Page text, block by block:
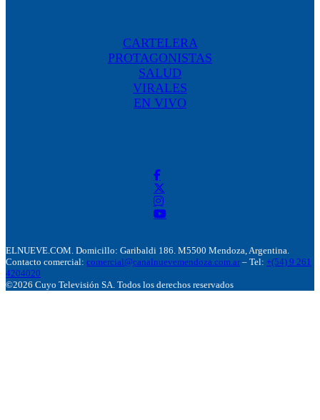
CARTELERA
PROTAGONISTAS
SALUD
VIRALES
EN VIVO
ELNUEVE.COM. Domicillo: Garibaldi 186. M5500 Mendoza, Argentina.
Contacto comercial: comercial@canalnuevemendoza.com.ar – Tel: +(54) 9 261
4204020
©2026 Cuyo Televisión SA. Todos los derechos reservados